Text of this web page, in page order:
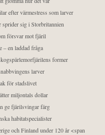
efter värmestress som larver
sprider sig i Storbritannien
försvar mot fjäril
– en laddad fråga
former
larver
för stadslivet
miljontals dollar
ge fjärilsvingar färg
habitatspecialister
och Finland under 120 år <span